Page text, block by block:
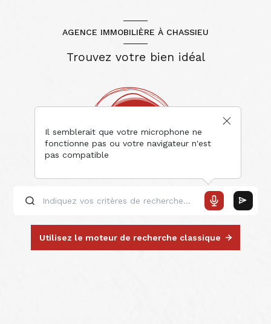
AGENCE IMMOBILIÈRE À CHASSIEU
Trouvez votre bien idéal
Il semblerait que votre microphone ne
fonctionne pas ou votre navigateur n'est
pas compatible
Utilisez le moteur de recherche classique